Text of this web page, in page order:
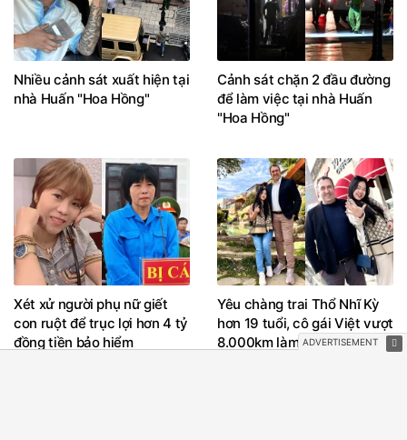
Nhiều cảnh sát xuất hiện tại
nhà Huấn "Hoa Hồng"
Cảnh sát chặn 2 đầu đường
để làm việc tại nhà Huấn
"Hoa Hồng"
Xét xử người phụ nữ giết
con ruột để trục lợi hơn 4 tỷ
đồng tiền bảo hiểm
Yêu chàng trai Thổ Nhĩ Kỳ
hơn 19 tuổi, cô gái Việt vượt
8.000km làm đám cưới